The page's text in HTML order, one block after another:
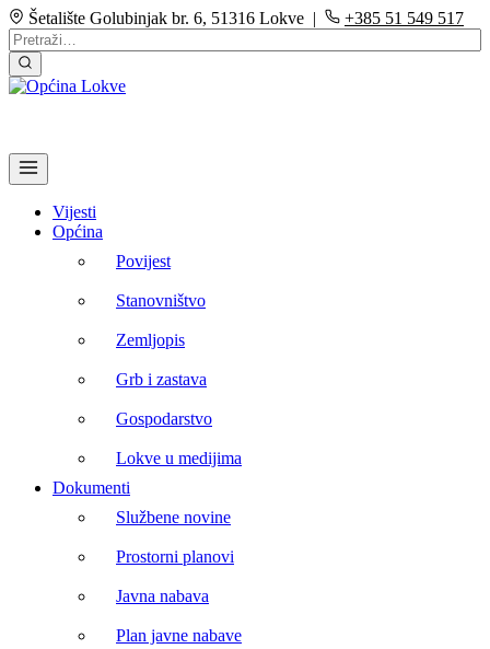
Šetalište Golubinjak br. 6, 51316 Lokve | +385 51 549 517
Vijesti
Općina
Povijest
Stanovništvo
Zemljopis
Grb i zastava
Gospodarstvo
Lokve u medijima
Dokumenti
Službene novine
Prostorni planovi
Javna nabava
Plan javne nabave